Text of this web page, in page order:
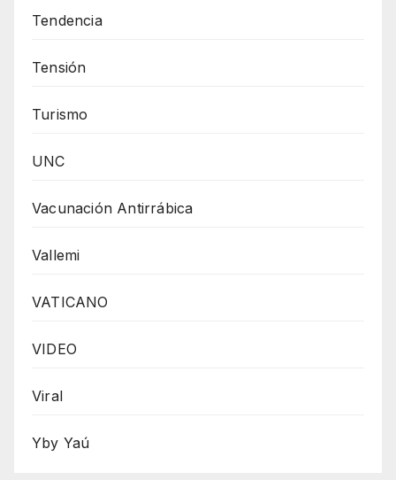
Tendencia
Tensión
Turismo
UNC
Vacunación Antirrábica
Vallemi
VATICANO
VIDEO
Viral
Yby Yaú